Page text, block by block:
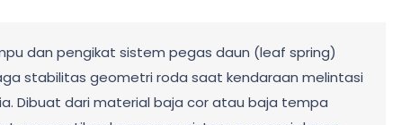
dan pengikat sistem pegas daun (leaf spring)
stabilitas geometri roda saat kendaraan melintasi
Dibuat dari material baja cor atau baja tempa